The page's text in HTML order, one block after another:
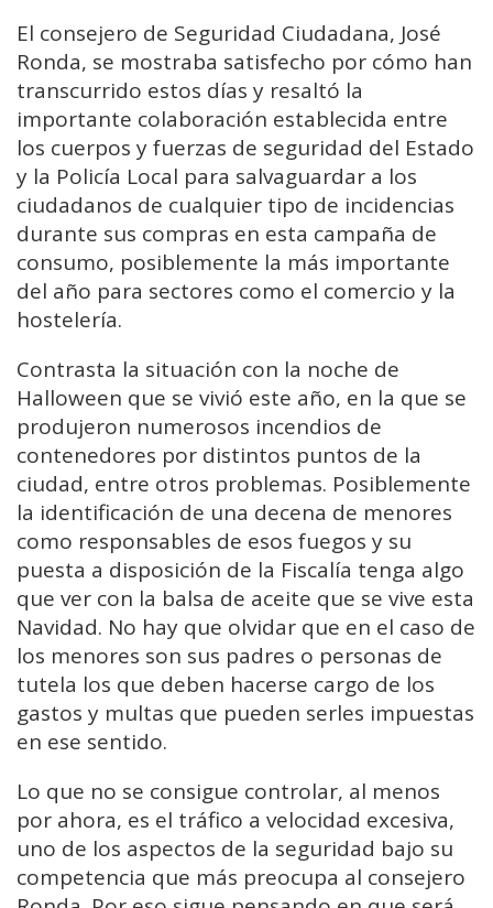
El consejero de Seguridad Ciudadana, José
Ronda, se mostraba satisfecho por cómo han
transcurrido estos días y resaltó la
importante colaboración establecida entre
los cuerpos y fuerzas de seguridad del Estado
y la Policía Local para salvaguardar a los
ciudadanos de cualquier tipo de incidencias
durante sus compras en esta campaña de
consumo, posiblemente la más importante
del año para sectores como el comercio y la
hostelería.
Contrasta la situación con la noche de
Halloween que se vivió este año, en la que se
produjeron numerosos incendios de
contenedores por distintos puntos de la
ciudad, entre otros problemas. Posiblemente
la identificación de una decena de menores
como responsables de esos fuegos y su
puesta a disposición de la Fiscalía tenga algo
que ver con la balsa de aceite que se vive esta
Navidad. No hay que olvidar que en el caso de
los menores son sus padres o personas de
tutela los que deben hacerse cargo de los
gastos y multas que pueden serles impuestas
en ese sentido.
Lo que no se consigue controlar, al menos
por ahora, es el tráfico a velocidad excesiva,
uno de los aspectos de la seguridad bajo su
competencia que más preocupa al consejero